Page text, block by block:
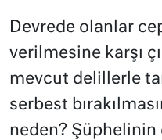
Devrede olanlar
verilmesine karşı
mevcut delillerle
serbest
neden?